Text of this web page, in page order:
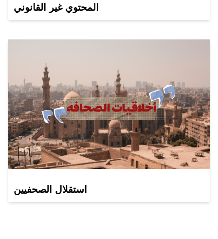
المحتوي غير القانوني
استقلال الصحفيين